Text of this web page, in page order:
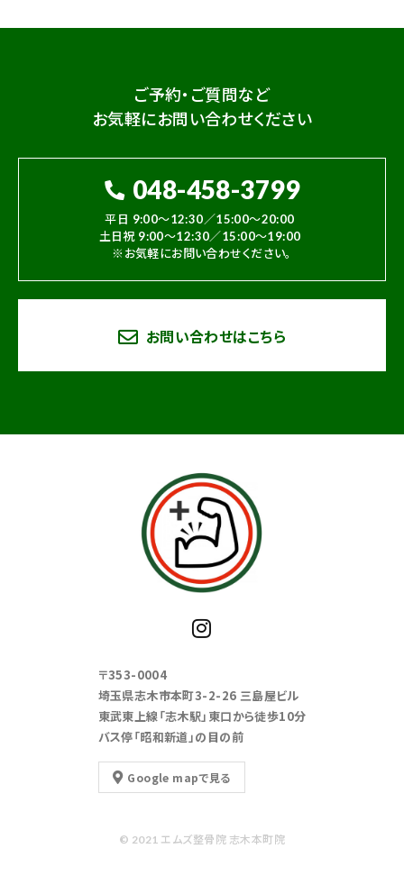
ご予約・ご質問など
お気軽にお問い合わせください
048-458-3799
平日 9:00～12:30／15:00～20:00
土日祝 9:00～12:30／15:00～19:00
※お気軽にお問い合わせください。
お問い合わせはこちら
〒353-0004
埼玉県志木市本町3-2-26 三島屋ビル
東武東上線「志木駅」東口から徒歩10分
バス停「昭和新道」の目の前
Google mapで見る
© 2021 エムズ整骨院 志木本町院